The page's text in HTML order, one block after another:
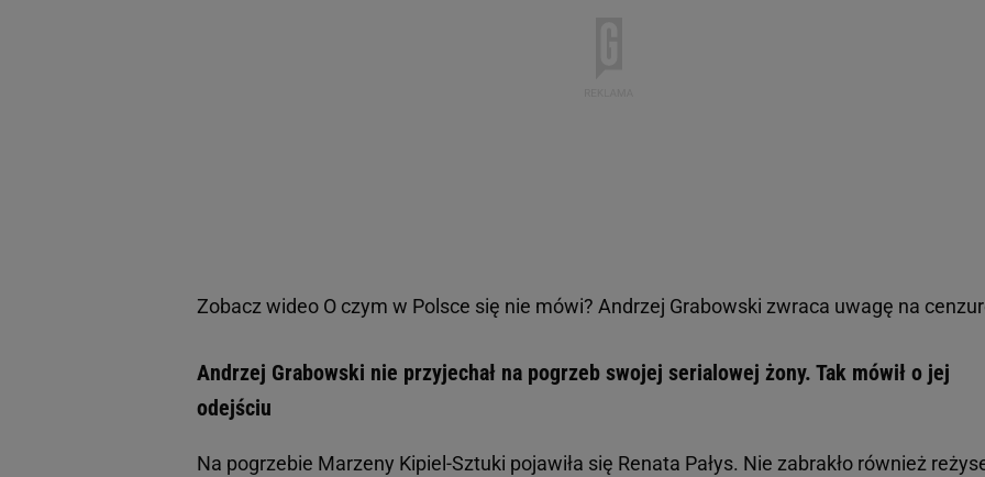
Zobacz wideo O czym w Polsce się nie mówi? Andrzej Grabowski zwraca uwagę na
Andrzej Grabowski nie przyjechał na pogrzeb swojej serialowej żony. Tak mówił o jej
odejściu
Na pogrzebie Marzeny Kipiel-Sztuki pojawiła się Renata Pałys. Nie zabrakło również